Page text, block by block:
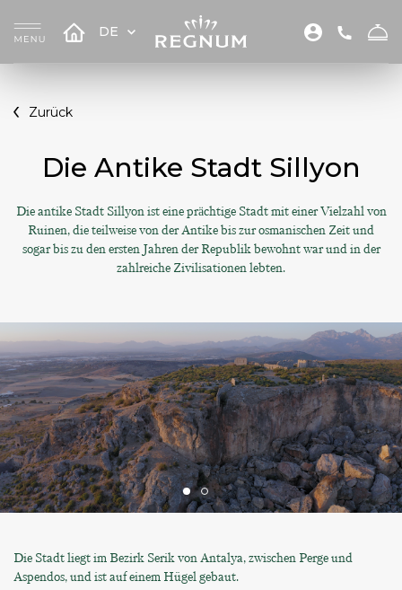
DE
Zurück
Die Antike Stadt Sillyon
Die antike Stadt Sillyon ist eine prächtige Stadt mit einer Vielzahl von
Ruinen, die teilweise von der Antike bis zur osmanischen Zeit und
sogar bis zu den ersten Jahren der Republik bewohnt war und in der
zahlreiche Zivilisationen lebten.
Die Stadt liegt im Bezirk Serik von Antalya, zwischen Perge und
Aspendos, und ist auf einem Hügel gebaut.